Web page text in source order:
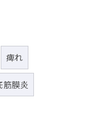
痺れ
筋膜炎